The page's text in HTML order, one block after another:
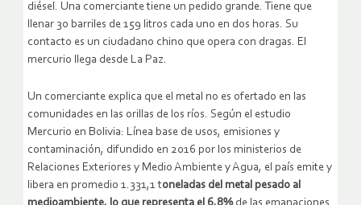
diésel. Una comerciante tiene un pedido grande. Tiene que
llenar 30 barriles de 159 litros cada uno en dos horas. Su
contacto es un ciudadano chino que opera con dragas. El
mercurio llega desde La Paz.
Un comerciante explica que el metal no es ofertado en las
comunidades en las orillas de los ríos. Según el estudio
Mercurio en Bolivia: Línea base de usos, emisiones y
contaminación, difundido en 2016 por los ministerios de
Relaciones Exteriores y Medio Ambiente y Agua, el país emite y
libera en promedio 1.331,1 toneladas del metal pesado al